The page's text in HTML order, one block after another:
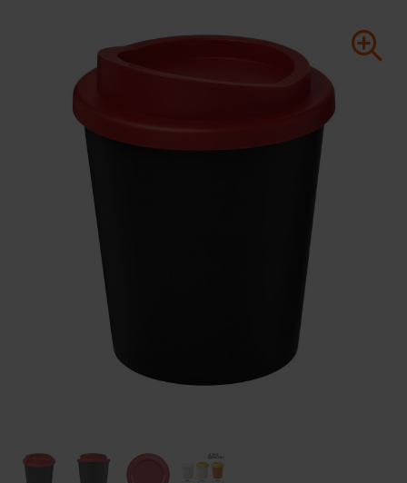
Sleutelhangers & Tools
Huis & Lifestyle
Outdoor & Vrije Tijd
Auto & Veiligheid
Gezondheid & Verzorging
Paraplu's
Cadeaubonnen